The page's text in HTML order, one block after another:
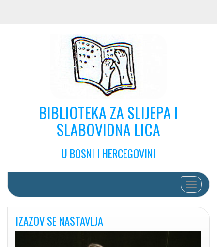
BIBLIOTEKA ZA SLIJEPA I
SLABOVIDNA LICA
U BOSNI I HERCEGOVINI
Toggle
IZAZOV SE NASTAVLJA